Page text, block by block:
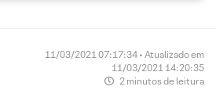
11/03/2021 07:17:34 • Atualizado em
11/03/2021 14:20:35
2 minutos de leitura